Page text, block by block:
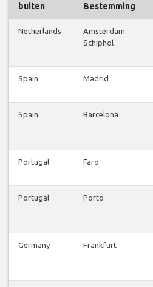
buiten Bestemming
Netherlands
Amsterdam
Schiphol
Spain Madrid
Spain Barcelona
Portugal Faro
Portugal Porto
Germany Frankfurt